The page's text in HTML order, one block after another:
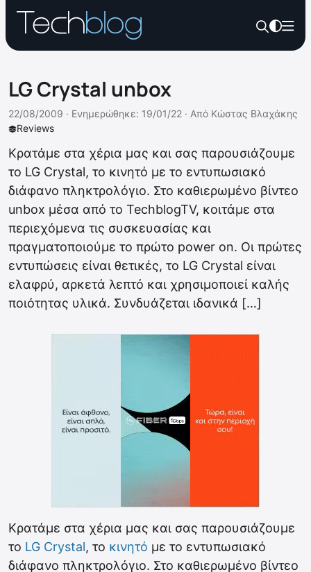
LG Crystal unbox
Reviews
22/08/2009 · Ενημερώθηκε: 19/01/22 · Από Κώστας Βλαχάκης
Κρατάμε στα χέρια μας και σας παρουσιάζουμε
το LG Crystal, το κινητό με το εντυπωσιακό
διάφανο πληκτρολόγιο. Στο καθιερωμένο βίντεο
unbox μέσα από το TechblogTV, κοιτάμε στα
περιεχόμενα τις συσκευασίας και
πραγματοποιούμε το πρώτο power on. Οι πρώτες
εντυπώσεις είναι θετικές, το LG Crystal είναι
ελαφρύ, αρκετά λεπτό και χρησιμοποιεί καλής
ποιότητας υλικά. Συνδυάζεται ιδανικά […]
Κρατάμε στα χέρια μας και σας παρουσιάζουμε
το LG Crystal, το κινητό με το εντυπωσιακό
διάφανο πληκτρολόγιο. Στο καθιερωμένο βίντεο